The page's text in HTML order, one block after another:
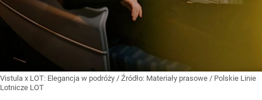
Vistula x LOT: Elegancja w podróży / Źródło: Materiały prasowe / Polskie Linie
Lotnicze LOT